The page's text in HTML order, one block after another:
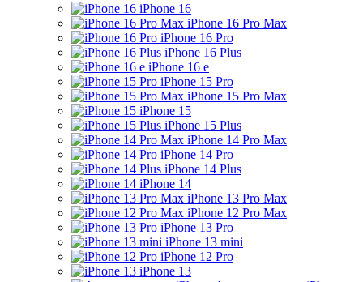
iPhone 16
iPhone 16 Pro Max
iPhone 16 Pro
iPhone 16 Plus
iPhone 16 e
iPhone 15 Pro
iPhone 15 Pro Max
iPhone 15
iPhone 15 Plus
iPhone 14 Pro Max
iPhone 14 Pro
iPhone 14 Plus
iPhone 14
iPhone 13 Pro Max
iPhone 12 Pro Max
iPhone 13 Pro
iPhone 13 mini
iPhone 12 Pro
iPhone 13